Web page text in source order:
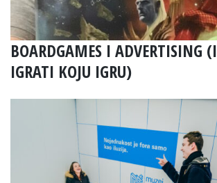
BOARDGAMES I ADVERTISING
IGRATI KOJU IGRU)